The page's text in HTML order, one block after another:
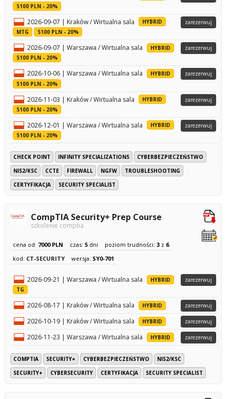
5100 PLN - 20%
2026-09-07 | Kraków / Wirtualna sala
HYBRID
MTG
5100 PLN - 20%
zarezerwuj
2026-09-07 | Warszawa / Wirtualna sala
HYBRID
5100 PLN - 20%
zarezerwuj
2026-10-06 | Warszawa / Wirtualna sala
HYBRID
5100 PLN - 20%
zarezerwuj
2026-11-03 | Kraków / Wirtualna sala
HYBRID
5100 PLN - 20%
zarezerwuj
2026-12-01 | Warszawa / Wirtualna sala
HYBRID
5100 PLN - 20%
zarezerwuj
CHECK POINT INFINITY SPECIALIZATIONS
CYBERBEZPIECZEŃSTWO
NIS2/KSC
CCTE FIREWALL NGFW
TROUBLESHOOTING
CERTYFIKACJA
SECURITY SPECIALIST
CompTIA Security+ Prep Course
szkolenie comptia
cena od: 7000 PLN czas: 5dni poziom trudności: 3z 6
kod: CT-SECURITY wersja: SY0-701
2026-09-21 | Warszawa / Wirtualna sala
HYBRID
TG
zarezerwuj
2026-08-17 | Kraków / Wirtualna sala HYBRID zarezerwuj
2026-10-19 | Kraków / Wirtualna sala HYBRID zarezerwuj
2026-11-23 | Warszawa / Wirtualna sala HYBRID zarezerwuj
COMPTIA SECURITY+ CYBERBEZPIECZEŃSTWO
NIS2/KSC
SECURITY+
CYBERSECURITY CERTYFIKACJA SECURITY SPECIALIST